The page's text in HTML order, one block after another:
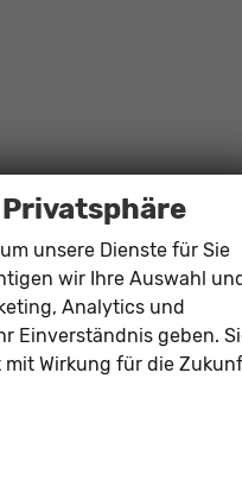
Mittelarmlehne, Fahrer,
unsere Dienste für Sie
wir Ihre Auswahl
Analytics und
Einverständnis geben.
Wirkung für die